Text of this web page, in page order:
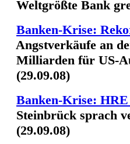
Weltgrößte Bank
Banken-Krise:
Angstverkäufe an
Milliarden für US-
(29.09.08)
Banken-Krise:
Steinbrück sprach
(29.09.08)